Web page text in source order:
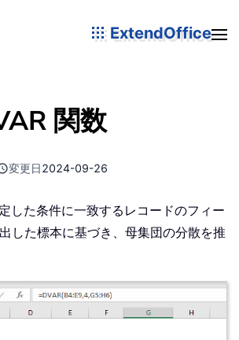
ExtendOffice
関数
変更日2024-09-26
した条件に一致するレコードのフィー
した標本に基づき、母集団の分散を推